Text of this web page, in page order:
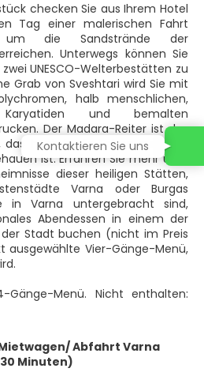
checken Sie aus Ihrem Hotel
Tag einer malerischen Fahrt
die Sandstrände der
Unterwegs können Sie
UNESCO-Welterbestätten zu
Grab von Sveshtari wird Sie mit
halb menschlichen,
und bemalten
Der Madara-Reiter ist das
das hoch in die Felsen auf dem
ist. Erfahren Sie mehr über
dieser heiligen Stätten,
Varna oder Burgas
in Varna untergebracht sind,
Abendessen in einem der
Stadt buchen (nicht im Preis
ausgewählte Vier-Gänge-Menü,
Gänge-Menü. Nicht enthalten:
Abfahrt Varna
Minuten)
Kontaktieren Sie uns